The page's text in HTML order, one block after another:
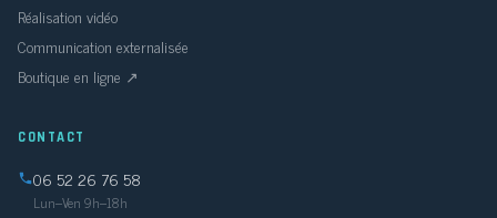
Réalisation vidéo
Communication externalisée
Boutique en ligne ↗
CONTACT
06 52 26 76 58
Lun–Ven 9h–18h